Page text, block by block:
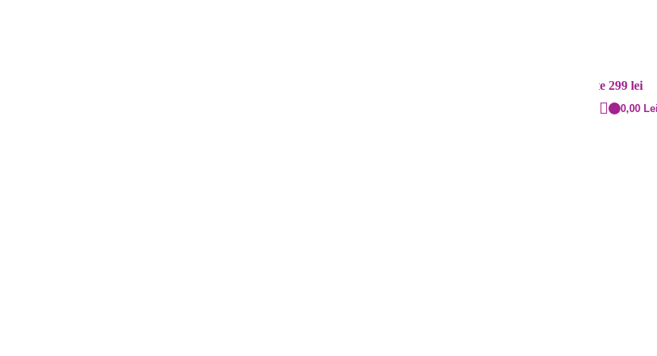
Cost: 20 lei și gratuit peste 299 lei
0,00
funda si panglica albastra cu buline – 30×5 cm